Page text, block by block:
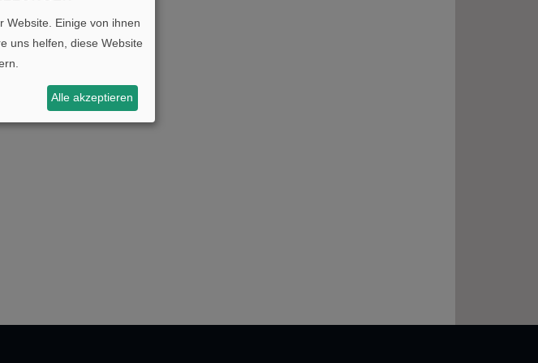
Website. Einige von ihnen
uns helfen, diese Website
Alle akzeptieren